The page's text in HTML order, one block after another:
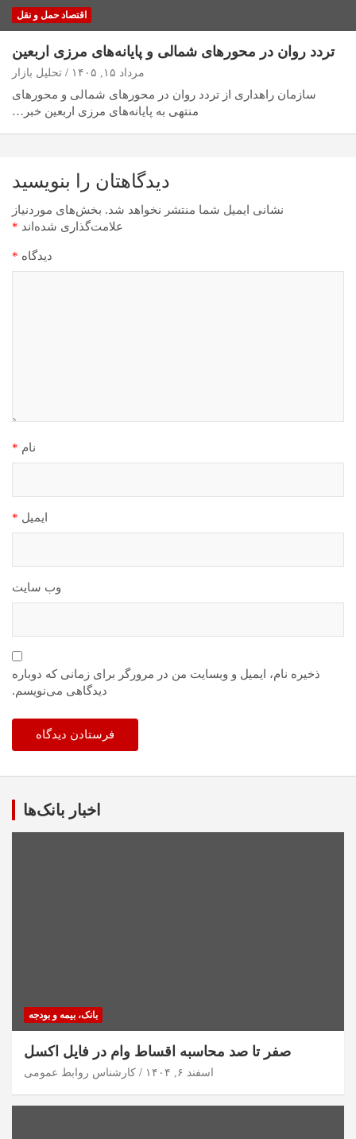
اقتصاد حمل و نقل
تردد روان در محورهای شمالی و پایانه‌های مرزی اربعین
مرداد ۱۵, ۱۴۰۵ تحلیل بازار
سازمان راهداری از تردد روان در محورهای شمالی و محورهای
منتهی به پایانه‌های مرزی اربعین خبر…
دیدگاهتان را بنویسید
نشانی ایمیل شما منتشر نخواهد شد. بخش‌های موردنیاز
علامت‌گذاری شده‌اند*
دیدگاه*
نام*
ایمیل *
وب‌ سایت
ذخیره نام، ایمیل و وبسایت من در مرورگر برای زمانی که دوباره
دیدگاهی می‌نویسم.
اخبار بانک‌ها
بانک، بیمه و بودجه
صفر تا صد محاسبه اقساط وام در فایل اکسل
اسفند ۶, ۱۴۰۴ کارشناس روابط عمومی